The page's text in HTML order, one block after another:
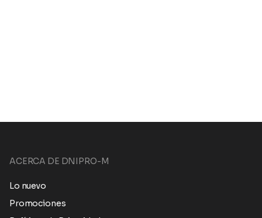
ACERCA DE DNIPRO-M
Lo nuevo
Promociones